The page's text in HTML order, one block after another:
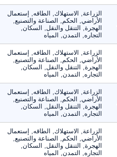
الزراعة, الاستهلاك, الطاقه, إستعمال
الأراضي, الحكم, الصناعة والتصنيع,
الهجرة, التنقل والنقل, السكان,
التجاره, التمدن, المياه
الزراعة, الاستهلاك, الطاقه, إستعمال
الأراضي, الحكم, الصناعة والتصنيع,
الهجرة, التنقل والنقل, السكان,
التجاره, التمدن, المياه
الزراعة, الاستهلاك, الطاقه, إستعمال
الأراضي, الحكم, الصناعة والتصنيع,
الهجرة, التنقل والنقل, السكان,
التجاره, التمدن, المياه
الزراعة, الاستهلاك, الطاقه, إستعمال
الأراضي, الحكم, الصناعة والتصنيع,
الهجرة, التنقل والنقل, السكان,
التجاره, التمدن, المياه